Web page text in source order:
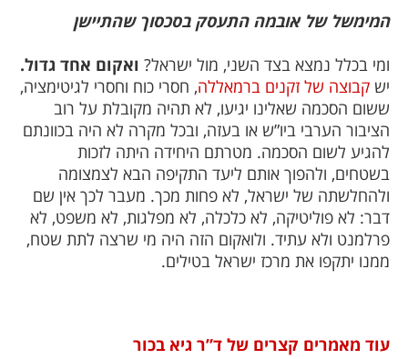
המימשל של אובמה התעסק בסכסוך שהתיישן
ומי בכלל נמצא בצד השני, מול ישראל? ואקום אחד גדול.
יש קבוצה של זקנים ברמאללה, חסרי כוח וחסרי לגיטימציה,
ששום הסכמה שאלינו יגיעו, לא תהיה מקובלת על רוב
הציבור הערבי ביו”ש או בעזה, ובכל מקרה לא היה בכוונתם
להגיע לשום הסכמה. מטרתם היחידה היתה לזכות
בשטחים, ולהפוך אותם ליעד התקיפה הבא לצמצומה
ולהחלשתה של ישראל, לא פחות מכך. מעבר לכך אין שם
דבר: לא פוליטיקה, לא כלכלה, לא מפלגות, לא משפט, לא
פרלמנט ולא עתיד. ולואקום הזה היה מי שרצה לתת שטח,
ממנו יתקפו את מרכז ישראל בטילים.
עוד מאמרים קצרים של ד”ר גיא בכור